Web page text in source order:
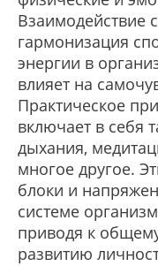
Взаимодействие
гармонизация
энергии в
влияет на
Практическое
включает в себя
дыхания,
многое другое.
блоки и
системе
приводя к
развитию